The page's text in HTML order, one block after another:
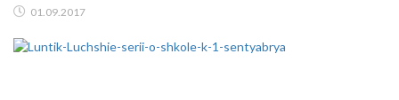
01.09.2017